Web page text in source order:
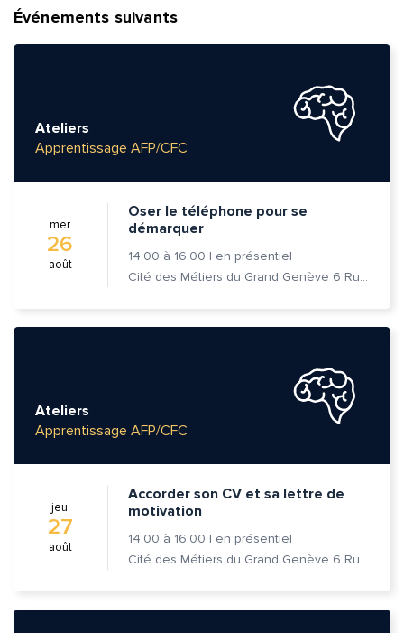
Événements suivants
Ateliers
Apprentissage AFP/CFC
mer.
26
août
Oser le téléphone pour se
démarquer
14:00 à 16:00 | en présentiel
Cité des Métiers du Grand Genève 6 Rue Prévost-Martin 1205 Genève
Ateliers
Apprentissage AFP/CFC
jeu.
27
août
Accorder son CV et sa lettre de
motivation
14:00 à 16:00 | en présentiel
Cité des Métiers du Grand Genève 6 Rue Prévost-Martin 1205 Genève